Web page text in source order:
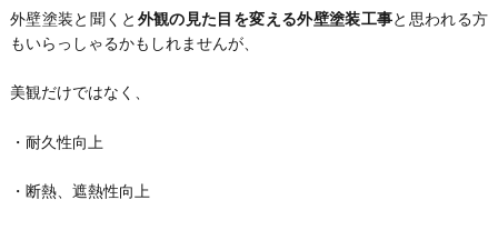
外壁塗装と聞くと 外観の見た目を変える外壁塗装工事と思われる方
もいらっしゃるかもしれませんが、
美観だけではなく、
・耐久性向上
・断熱、遮熱性向上